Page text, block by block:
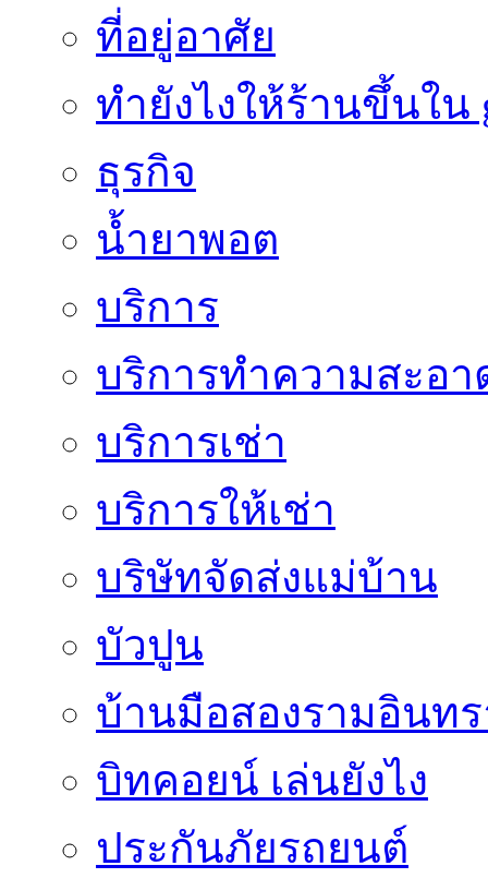
ที่อยู่อาศัย
ทํายังไงให้ร้านขึ้นใน
ธุรกิจ
น้ำยาพอต
บริการ
บริการทำความสะอา
บริการเช่า
บริการให้เช่า
บริษัทจัดส่งแม่บ้าน
บัวปูน
บ้านมือสองรามอินท
บิทคอยน์ เล่นยังไง
ประกันภัยรถยนต์